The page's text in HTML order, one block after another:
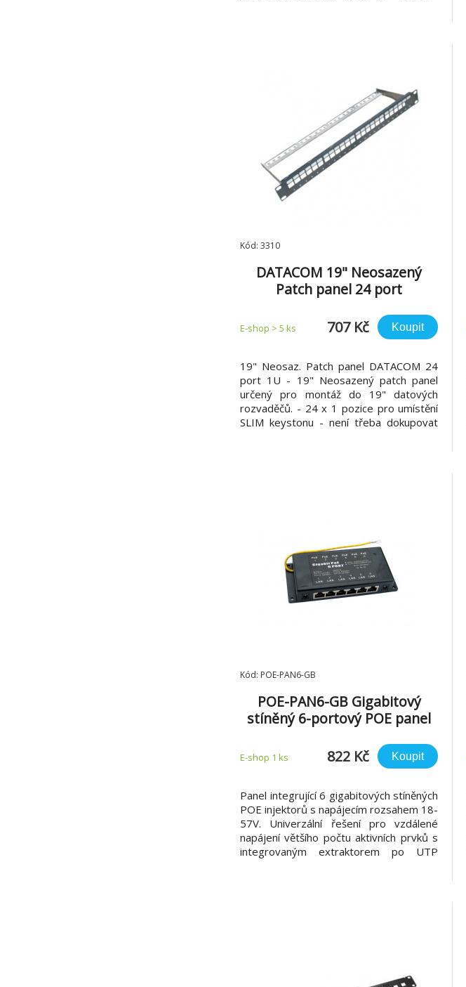
Kód: 3310
DATACOM 19" Neosazený
Patch panel 24 port
E-shop > 5 ks 707 Kč Koupit
19" Neosaz. Patch panel DATACOM 24
port 1U - 19" Neosazený patch panel
určený pro montáž do 19" datových
rozvaděčů. - 24 x 1 pozice pro umístění
SLIM keystonu - není třeba dokupovat
Kód: POE-PAN6-GB
POE-PAN6-GB Gigabitový
stíněný 6-portový POE panel
E-shop 1 ks 822 Kč Koupit
Panel integrující 6 gigabitových stíněných
POE injektorů s napájecím rozsahem 18-
57V. Univerzální řešení pro vzdálené
napájení většího počtu aktivních prvků s
integrovaným extraktorem po UTP